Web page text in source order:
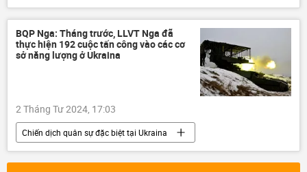
Ukraina
Nga
Tatarstan
Thế giới
Infographics
máy bay không người lái
BQP Nga: Tháng trước, LLVT Nga đã
thực hiện 192 cuộc tấn công vào các cơ
sở năng lượng ở Ukraina
2 Tháng Tư 2024, 17:03
Chiến dịch quân sự đặc biệt tại Ukraina
Nga
Cuộc khủng hoảng ở Ukraina